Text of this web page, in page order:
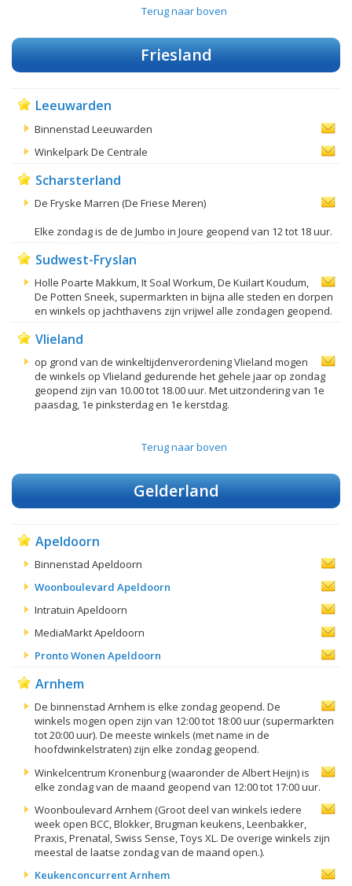
Terug naar boven
Friesland
Leeuwarden
Binnenstad Leeuwarden
Winkelpark De Centrale
Scharsterland
De Fryske Marren (De Friese Meren)
Elke zondag is de de Jumbo in Joure geopend van 12 tot 18 uur.
Sudwest-Fryslan
Holle Poarte Makkum, It Soal Workum, De Kuilart Koudum,
De Potten Sneek, supermarkten in bijna alle steden en dorpen
en winkels op jachthavens zijn vrijwel alle zondagen geopend.
Vlieland
op grond van de winkeltijdenverordening Vlieland mogen
de winkels op Vlieland gedurende het gehele jaar op zondag
geopend zijn van 10.00 tot 18.00 uur. Met uitzondering van 1e
paasdag, 1e pinksterdag en 1e kerstdag.
Terug naar boven
Gelderland
Apeldoorn
Binnenstad Apeldoorn
Woonboulevard Apeldoorn
Intratuin Apeldoorn
MediaMarkt Apeldoorn
Pronto Wonen Apeldoorn
Arnhem
De binnenstad Arnhem is elke zondag geopend. De
winkels mogen open zijn van 12:00 tot 18:00 uur (supermarkten
tot 20:00 uur). De meeste winkels (met name in de
hoofdwinkelstraten) zijn elke zondag geopend.
Winkelcentrum Kronenburg (waaronder de Albert Heijn) is
elke zondag van de maand geopend van 12:00 tot 17:00 uur.
Woonboulevard Arnhem (Groot deel van winkels iedere
week open BCC, Blokker, Brugman keukens, Leenbakker,
Praxis, Prenatal, Swiss Sense, Toys XL. De overige winkels zijn
meestal de laatse zondag van de maand open.).
Keukenconcurrent Arnhem